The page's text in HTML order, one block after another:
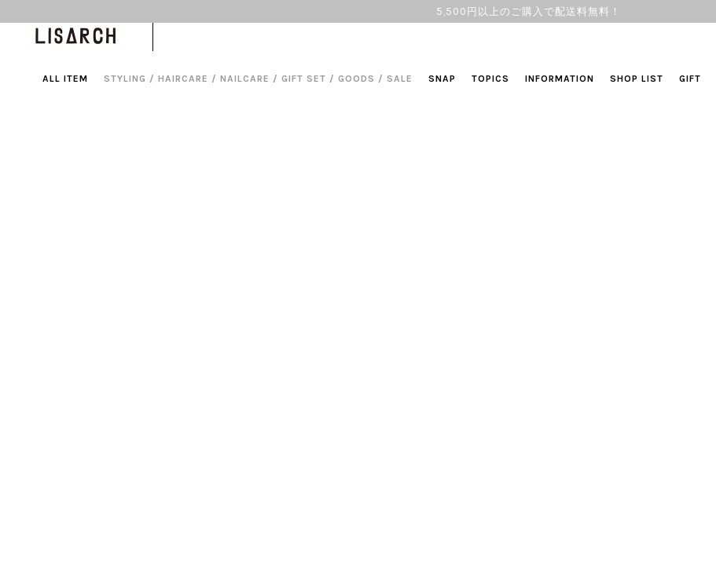
5,500円以上のご購入で配送料無料！
ALL ITEM STYLING / HAIRCARE / NAILCARE / GIFT SET / GOODS / SALE SNAP TOPICS INFORMATION SHOP LIST GIFT